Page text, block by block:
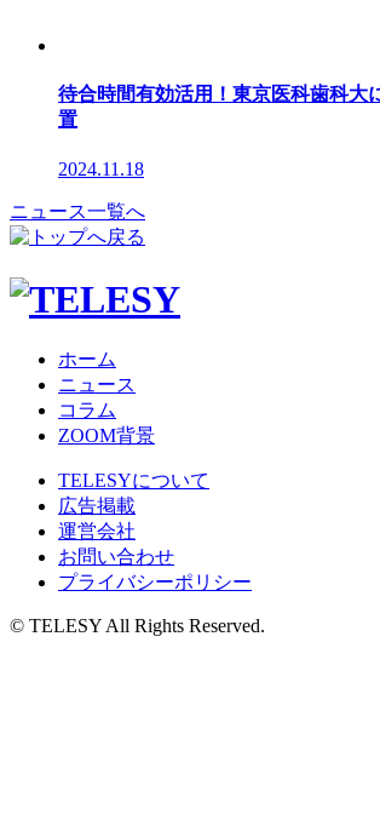
待合時間有効活用！東京医科歯科大
置
2024.11.18
ニュース一覧へ
ホーム
ニュース
コラム
ZOOM背景
TELESYについて
広告掲載
運営会社
お問い合わせ
プライバシーポリシー
© TELESY All Rights Reserved.